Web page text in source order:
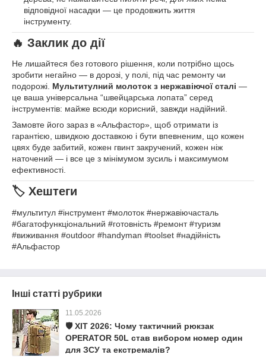
відповідної насадки — це продовжить життя
інструменту.
🔥 Заклик до дії
Не лишайтеся без готового рішення, коли потрібно щось
зробити негайно — в дорозі, у полі, під час ремонту чи
подорожі. Мультитулний молоток з нержавіючої сталі —
це ваша універсальна “швейцарська лопата” серед
інструментів: майже всюди корисний, завжди надійний.
Замовте його зараз в «Альфастор», щоб отримати із
гарантією, швидкою доставкою і бути впевненим, що кожен
цвях буде забитий, кожен гвинт закручений, кожен ніж
наточений — і все це з мінімумом зусиль і максимумом
ефективності.
🏷️ Хештеги
#мультитул #інструмент #молоток #нержавіючасталь
#багатофункціональний #готовність #ремонт #туризм
#виживання #outdoor #handyman #toolset #надійність
#Альфастор
Інші статті рубрики
11.05.2026
🛡️ ХІТ 2026: Чому тактичний рюкзак
OPERATOR 50L став вибором номер один
для ЗСУ та екстремалів?